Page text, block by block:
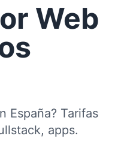
Web
España? Tarifas
apps.